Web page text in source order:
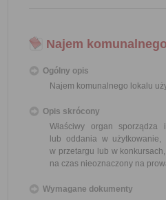
Najem
Ogólny opis
Najem komunalnego lokalu
Opis skrócony
Właściwy organ
lub oddania w
w przetargu lub w
na czas nieoznaczony na
Wymagane dokumenty